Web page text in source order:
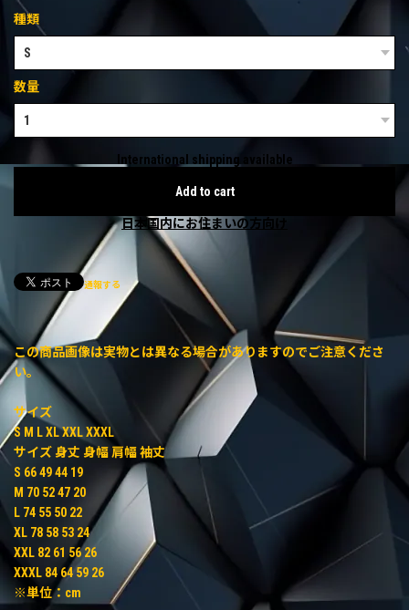
種類
数量
International shipping available
Add to cart
日本国内にお住まいの方向け
通報する
この商品画像は実物とは異なる場合がありますのでご注意くださ
い。
サイズ
S M L XL XXL XXXL
サイズ 身丈 身幅 肩幅 袖丈
S 66 49 44 19
M 70 52 47 20
L 74 55 50 22
XL 78 58 53 24
XXL 82 61 56 26
XXXL 84 64 59 26
※単位：cm